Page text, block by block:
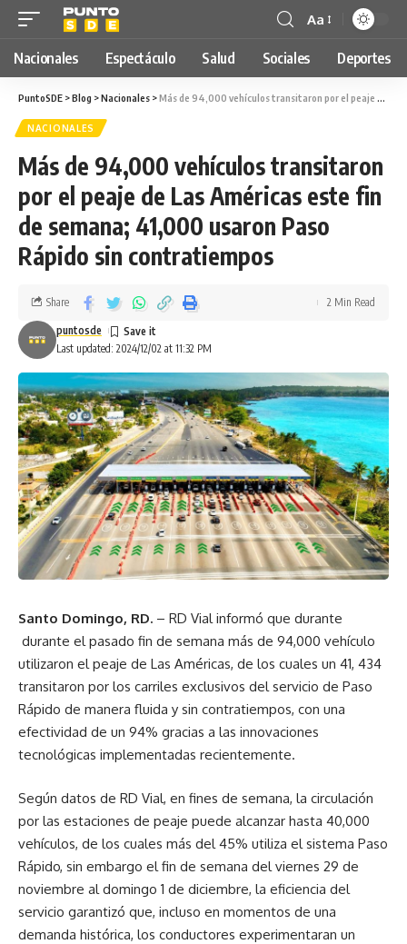
Aa
Nacionales Espectáculo Salud Sociales Deportes
PuntoSDE >Blog >Nacionales >Más de 94,000 vehículos transitaron por el peaje de Las Américas este fin de semana; 41,000 usaron Paso Rápido sin contratiempos
NACIONALES
Más de 94,000 vehículos transitaron
por el peaje de Las Américas este fin
de semana; 41,000 usaron Paso
Rápido sin contratiempos
Last updated: 2024/12/02 at 11:32 PM
puntosde
Share 2 Min Read
Santo Domingo, RD. – RD Vial informó que durante
durante el pasado fin de semana más de 94,000 vehículo
utilizaron el peaje de Las Américas, de los cuales un 41, 434
transitaron por los carriles exclusivos del servicio de Paso
Rápido de manera fluida y sin contratiempos, con una
efectividad de un 94% gracias a las innovaciones
tecnológicas implementadas recientemente.
Según datos de RD Vial, en fines de semana, la circulación
por las estaciones de peaje puede alcanzar hasta 40,000
vehículos, de los cuales más del 45% utiliza el sistema Paso
Rápido, sin embargo el fin de semana del viernes 29 de
noviembre al domingo 1 de diciembre, la eficiencia del
servicio garantizó que, incluso en momentos de una
demanda histórica, los conductores experimentaran un